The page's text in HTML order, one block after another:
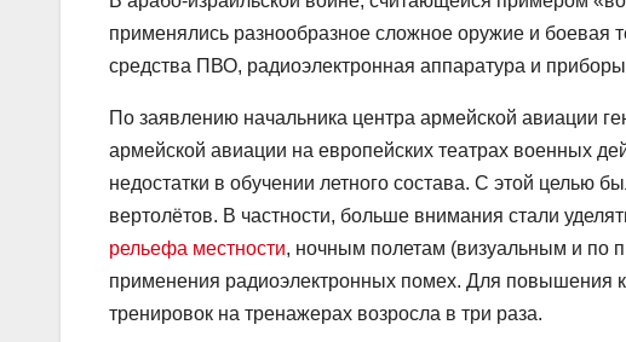
применялись разнообразное сложное оружие и боевая
средства ПВО, радиоэлектронная аппаратура и
По заявлению начальника центра армейской авиации
армейской авиации на европейских театрах военных
недостатки в обучении летного состава. С этой целью
вертолётов. В частности, больше внимания стали
рельефа местности, ночным полетам (визуальным и по
применения радиоэлектронных помех. Для повышения
тренировок на тренажерах возросла в три раза.